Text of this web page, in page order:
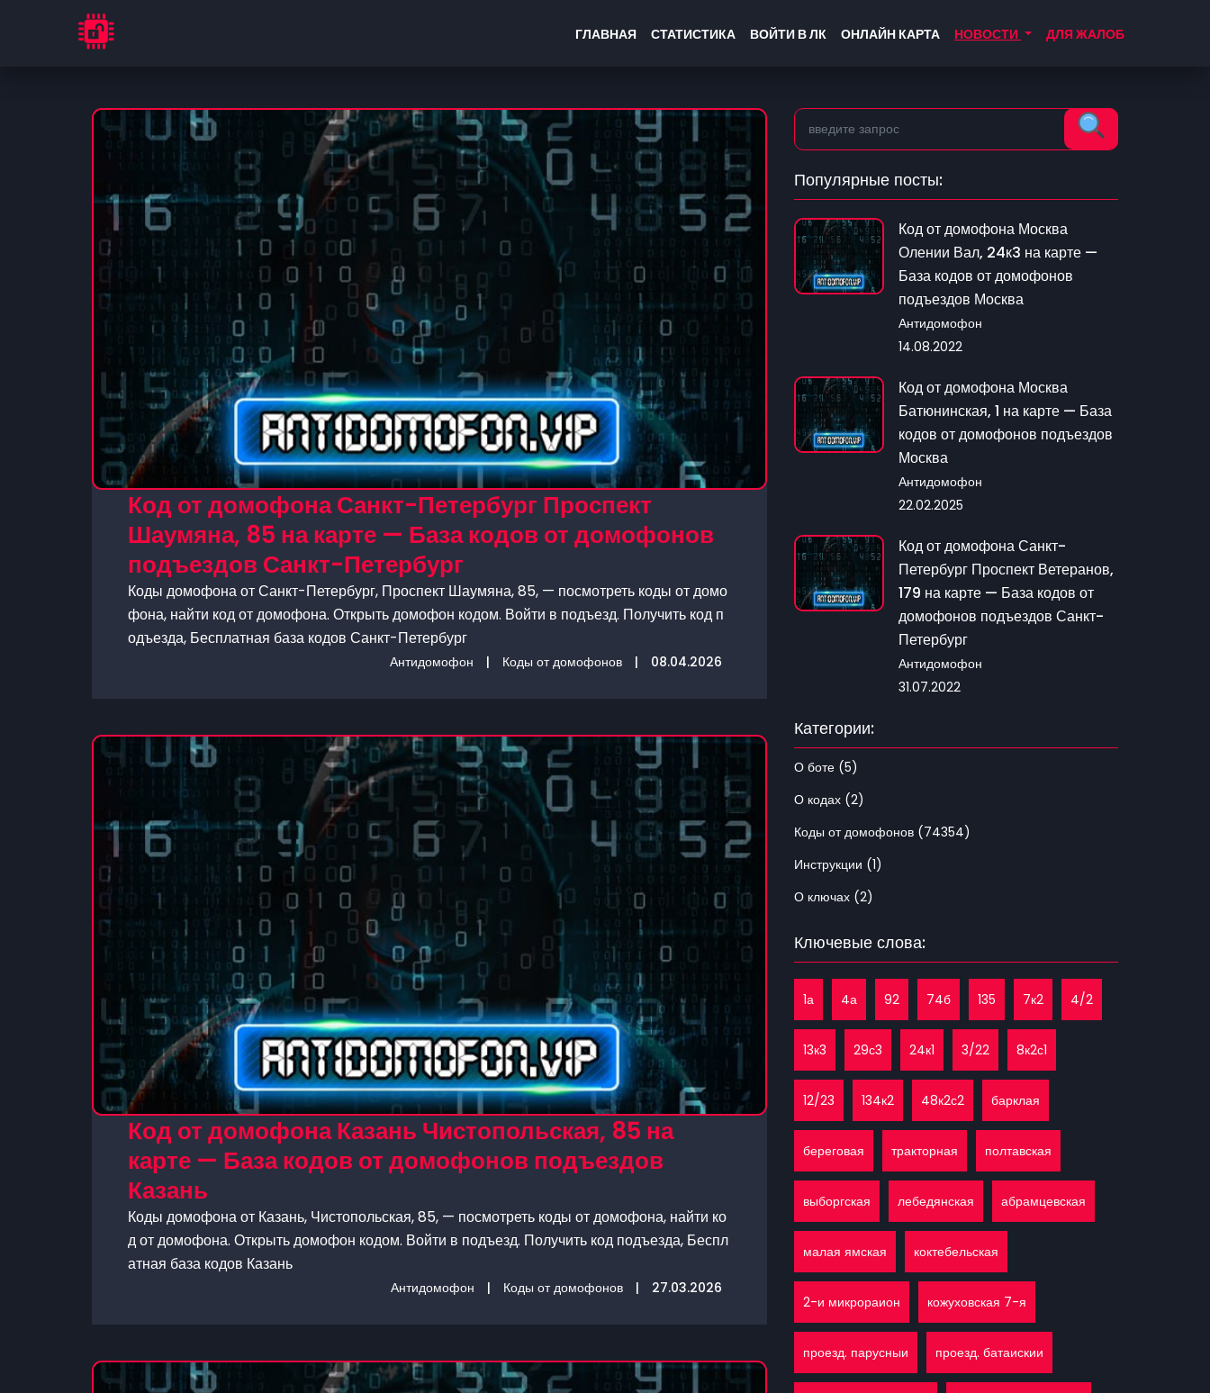
ГЛАВНАЯ СТАТИСТИКА ВОЙТИ В ЛК ОНЛАЙН КАРТА НОВОСТИ ДЛЯ ЖАЛОБ
Код от домофона Санкт-Петербург Проспект
Шаумяна, 85 на карте — База кодов от домофонов
подъездов Санкт-Петербург
Коды домофона от Санкт-Петербург, Проспект Шаумяна, 85, — посмотреть коды от домо
фона, найти код от домофона. Открыть домофон кодом. Войти в подъезд. Получить код п
одъезда, Бесплатная база кодов Санкт-Петербург
Антидомофон | Коды от домофонов | 08.04.2026
Код от домофона Казань Чистопольская, 85 на
карте — База кодов от домофонов подъездов
Казань
Коды домофона от Казань, Чистопольская, 85, — посмотреть коды от домофона, найти ко
д от домофона. Открыть домофон кодом. Войти в подъезд. Получить код подъезда, Беспл
атная база кодов Казань
Антидомофон | Коды от домофонов | 27.03.2026
Популярные посты:
Код от домофона Москва
Олении Вал, 24к3 на карте —
База кодов от домофонов
подъездов Москва
Антидомофон
14.08.2022
Код от домофона Москва
Батюнинская, 1 на карте — База
кодов от домофонов подъездов
Москва
Антидомофон
22.02.2025
Код от домофона Санкт-
Петербург Проспект Ветеранов,
179 на карте — База кодов от
домофонов подъездов Санкт-
Петербург
Антидомофон
31.07.2022
Категории:
О боте (5)
О кодах (2)
Коды от домофонов (74354)
Инструкции (1)
О ключах (2)
Ключевые слова:
1а 4а 92 74б 135 7к2 4/2
13к3 29с3 24к1 3/22 8к2с1
12/23 134к2 48к2с2 барклая
береговая тракторная полтавская
выборгская лебедянская абрамцевская
малая ямская коктебельская
2-и микрораион кожуховская 7-я
проезд. парусныи проезд. батаискии